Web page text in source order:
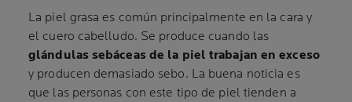
La piel grasa es común principalmente en la cara y
el cuero cabelludo. Se produce cuando las
glándulas sebáceas de la piel trabajan en exceso
y producen demasiado sebo. La buena noticia es
que las personas con este tipo de piel tienden a